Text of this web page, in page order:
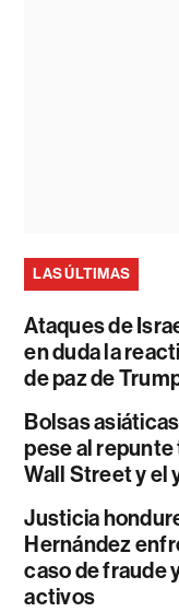
LAS ÚLTIMAS
Ataques de
en duda la
de paz de
Bolsas
pese al
Wall Street y el
Justicia
Hernández
caso de fraude
activos